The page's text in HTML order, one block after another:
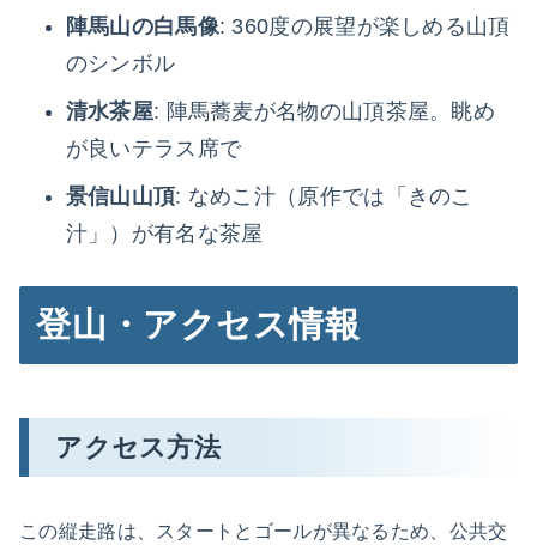
陣馬山の白馬像: 360度の展望が楽しめる山頂
のシンボル
清水茶屋: 陣馬蕎麦が名物の山頂茶屋。眺め
が良いテラス席で
景信山山頂: なめこ汁（原作では「きのこ
汁」）が有名な茶屋
登山・アクセス情報
アクセス方法
この縦走路は、スタートとゴールが異なるため、公共交